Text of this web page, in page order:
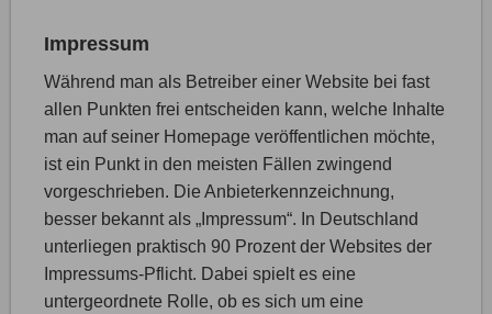
Impressum
Während man als Betreiber einer Website bei fast
allen Punkten frei entscheiden kann, welche Inhalte
man auf seiner Homepage veröffentlichen möchte,
ist ein Punkt in den meisten Fällen zwingend
vorgeschrieben. Die Anbieterkennzeichnung,
besser bekannt als „Impressum“. In Deutschland
unterliegen praktisch 90 Prozent der Websites der
Impressums-Pflicht. Dabei spielt es eine
untergeordnete Rolle, ob es sich um eine